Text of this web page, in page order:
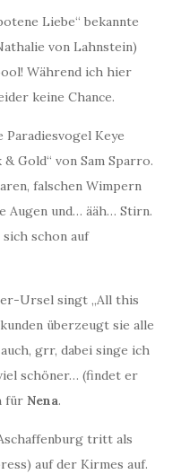
Liebe“ bekannte
von Lahnstein)
Während ich hier
keine Chance.
Keye
Gold“ von Sam Sparro.
falschen Wimpern
Augen und… ääh… Stirn.
sich schon auf
Ursel singt „All this
überzeugt sie alle
grr, dabei singe ich
schöner… (findet er
für Nena.
tritt als
auf der Kirmes auf.